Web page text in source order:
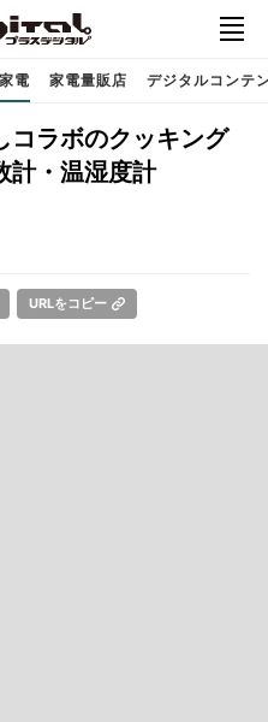
電 家電量販店 デジタルコンテ
コラボのクッキング
計・温湿度計
URLをコピー